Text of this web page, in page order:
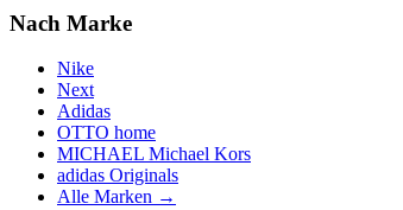
Nach Marke
Nike
Next
Adidas
OTTO home
MICHAEL Michael Kors
adidas Originals
Alle Marken →